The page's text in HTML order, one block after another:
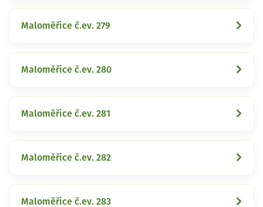
Maloměřice č.ev. 279
Maloměřice č.ev. 280
Maloměřice č.ev. 281
Maloměřice č.ev. 282
Maloměřice č.ev. 283